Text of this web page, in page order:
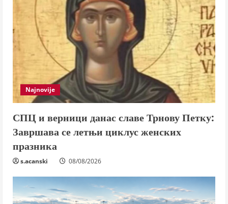
Najnovije
СПЦ и верници данас славе Трнову Петку:
Завршава се летњи циклус женских
празника
s.acanski 08/08/2026